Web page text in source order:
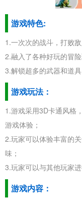
游戏特色:
1.一次次的战斗，打败
2.融入了各种好玩的冒
3.解锁超多的武器和道
游戏玩法：
1.游戏采用3D卡通风格
游戏体验；
2.玩家可以体验丰富的
味；
3.玩家可以与其他玩家
游戏内容：